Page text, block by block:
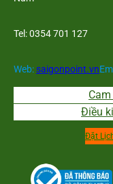
Tel: 0354 701 127
Web:saigonpoint.vn
Điều
Đặt